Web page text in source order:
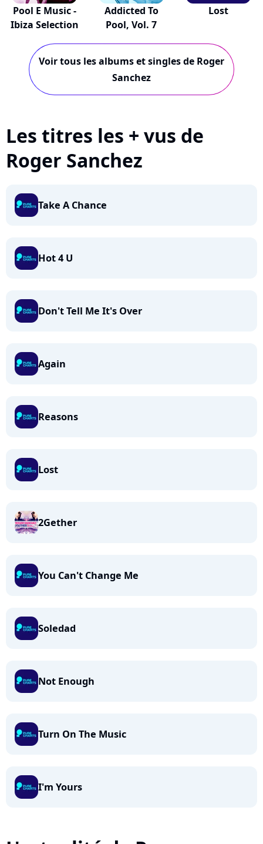
Pool E Music -
Ibiza Selection
Addicted To
Pool, Vol. 7
Lost
Voir tous les albums et singles de Roger
Sanchez
Les titres les + vus de
Roger Sanchez
Take A Chance
Hot 4 U
Don't Tell Me It's Over
Again
Reasons
Lost
2Gether
You Can't Change Me
Soledad
Not Enough
Turn On The Music
I'm Yours